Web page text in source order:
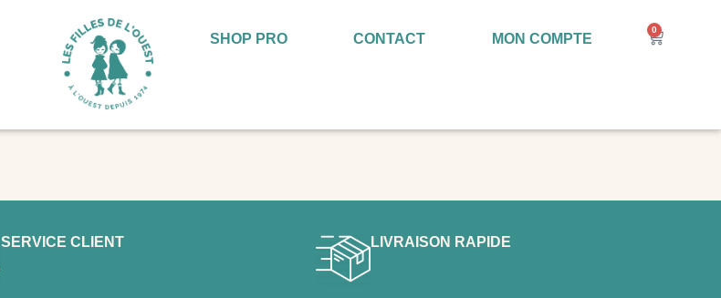
SHOP PRO CONTACT MON COMPTE
0
SERVICE CLIENT LIVRAISON RAPIDE